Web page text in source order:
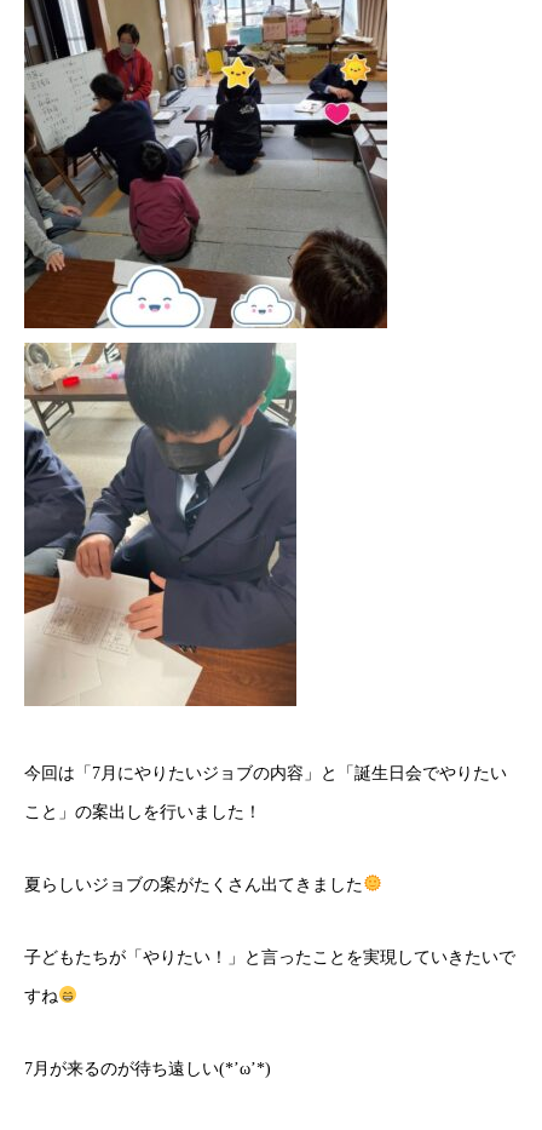
今回は「7月にやりたいジョブの内容」と「誕生日会でやりたい
こと」の案出しを行いました！
夏らしいジョブの案がたくさん出てきました
子どもたちが「やりたい！」と言ったことを実現していきたいで
すね
7月が来るのが待ち遠しい(*’ω’*)